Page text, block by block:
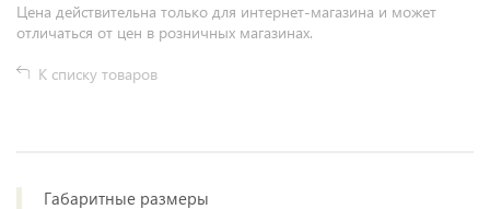
Цена действительна только для интернет-магазина и может
отличаться от цен в розничных магазинах.
К списку товаров
Габаритные размеры